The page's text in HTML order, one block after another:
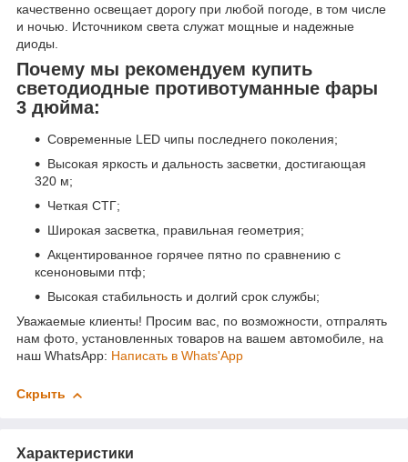
качественно освещает дорогу при любой погоде, в том числе
и ночью. Источником света служат мощные и надежные
диоды.
Почему мы рекомендуем купить
светодиодные противотуманные фары
3 дюйма:
Современные LED чипы последнего поколения;
Высокая яркость и дальность засветки, достигающая
320 м;
Четкая СТГ;
Широкая засветка, правильная геометрия;
Акцентированное горячее пятно по сравнению с
ксеноновыми птф;
Высокая стабильность и долгий срок службы;
Уважаемые клиенты! Просим вас, по возможности, отпралять
нам фото, установленных товаров на вашем автомобиле, на
наш WhatsApp: Написать в Whats'App
Скрыть
Характеристики